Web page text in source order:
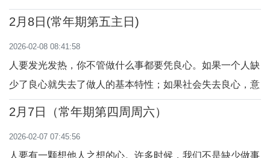
治愈。我们要寻找生命中与人同在的主，在生活中付出自己
他的门徒渡过了海，靠了岸，他们刚一下船，人立刻认出他
来。”（谷6：53-56）
2月8日(常年期第五主日)
2026-02-08 08:41:58
人要发光发热，你不管做什么事都要凭良心。如果一个人缺
少了良心就失去了做人的基本特性；如果社会失去良心，意
味着道德共识崩塌。我们要随从良心的指引，求主光照我们
是地上的盐，盐若失了味，可用什么使它再咸呢？它再毫无
2月7日（常年期第四周周六）
2026-02-07 07:45:56
人要有一颗想他人之想的心。许多时候，我们不是缺少做事